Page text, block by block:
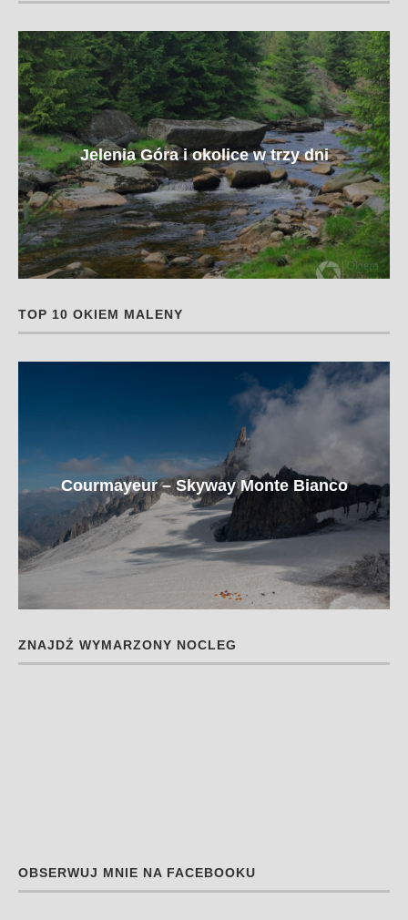
Jelenia Góra i okolice w trzy dni
TOP 10 OKIEM MALENY
Courmayeur – Skyway Monte Bianco
ZNAJDŹ WYMARZONY NOCLEG
OBSERWUJ MNIE NA FACEBOOKU